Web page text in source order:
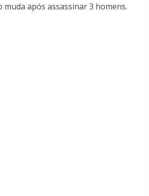
muda após assassinar 3 homens.